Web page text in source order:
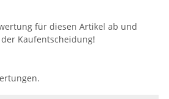
für diesen Artikel ab und
Kaufentscheidung!